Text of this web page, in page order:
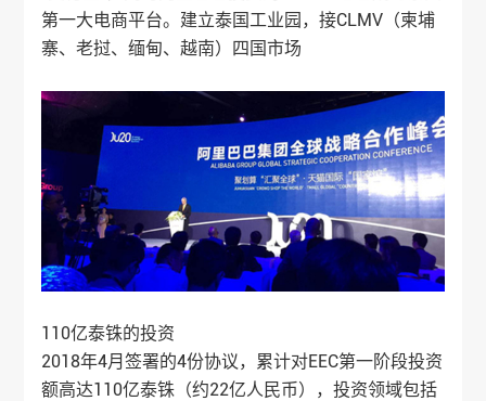
第一大电商平台。建立泰国工业园，接CLMV（柬埔
寨、老挝、缅甸、越南）四国市场
110亿泰铢的投资
2018年4月签署的4份协议，累计对EEC第一阶段投资
额高达110亿泰铢（约22亿人民币），投资领域包括